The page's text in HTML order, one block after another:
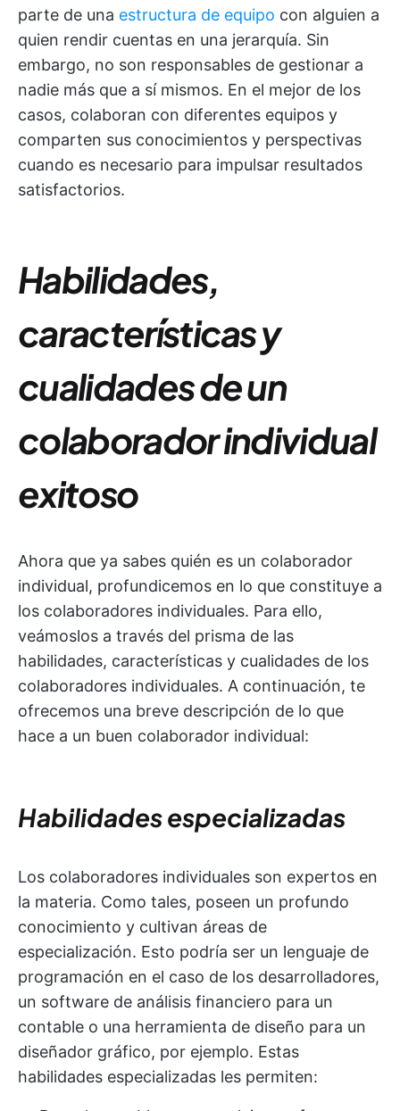
parte de una estructura de equipo con alguien a
quien rendir cuentas en una jerarquía. Sin
embargo, no son responsables de gestionar a
nadie más que a sí mismos. En el mejor de los
casos, colaboran con diferentes equipos y
comparten sus conocimientos y perspectivas
cuando es necesario para impulsar resultados
satisfactorios.
Habilidades,
características y
cualidades de un
colaborador individual
exitoso
Ahora que ya sabes quién es un colaborador
individual, profundicemos en lo que constituye a
los colaboradores individuales. Para ello,
veámoslos a través del prisma de las
habilidades, características y cualidades de los
colaboradores individuales. A continuación, te
ofrecemos una breve descripción de lo que
hace a un buen colaborador individual:
Habilidades especializadas
Los colaboradores individuales son expertos en
la materia. Como tales, poseen un profundo
conocimiento y cultivan áreas de
especialización. Esto podría ser un lenguaje de
programación en el caso de los desarrolladores,
un software de análisis financiero para un
contable o una herramienta de diseño para un
diseñador gráfico, por ejemplo. Estas
habilidades especializadas les permiten: